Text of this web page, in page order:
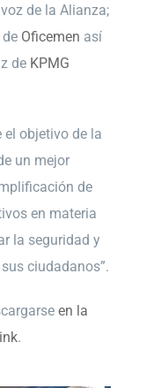
de la Alianza;
Oficemen así
de KPMG
objetivo de la
un mejor
de
en materia
la seguridad y
ciudadanos”.
en la
.